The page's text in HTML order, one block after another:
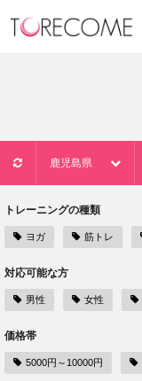
鹿児島県
トレーニングの種類
ヨガ 筋トレ
対応可能な方
男性 女性
価格帯
5000円～10000円